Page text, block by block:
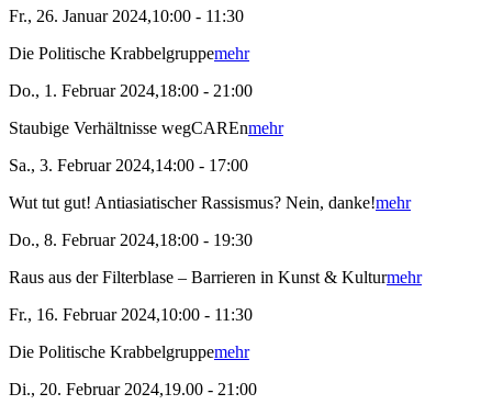
Fr., 26. Januar 2024,10:00 - 11:30
Die Politische Krabbelgruppemehr
Do., 1. Februar 2024,18:00 - 21:00
Staubige Verhältnisse wegCAREnmehr
Sa., 3. Februar 2024,14:00 - 17:00
Wut tut gut! Antiasiatischer Rassismus? Nein, danke!mehr
Do., 8. Februar 2024,18:00 - 19:30
Raus aus der Filterblase – Barrieren in Kunst & Kulturmehr
Fr., 16. Februar 2024,10:00 - 11:30
Die Politische Krabbelgruppemehr
Di., 20. Februar 2024,19.00 - 21:00